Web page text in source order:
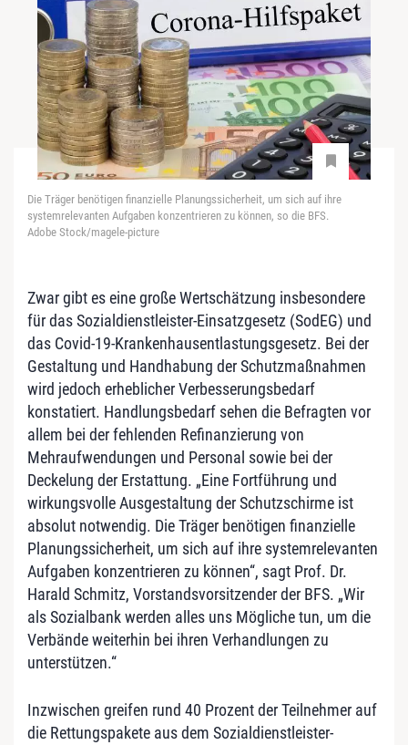
Die Träger benötigen finanzielle Planungssicherheit, um sich auf ihre
systemrelevanten Aufgaben konzentrieren zu können, so die BFS.
Adobe Stock/magele-picture
Zwar gibt es eine große Wertschätzung insbesondere
für das Sozialdienstleister-Einsatzgesetz (SodEG) und
das Covid-19-Krankenhausentlastungsgesetz. Bei der
Gestaltung und Handhabung der Schutzmaßnahmen
wird jedoch erheblicher Verbesserungsbedarf
konstatiert. Handlungsbedarf sehen die Befragten vor
allem bei der fehlenden Refinanzierung von
Mehraufwendungen und Personal sowie bei der
Deckelung der Erstattung. „Eine Fortführung und
wirkungsvolle Ausgestaltung der Schutzschirme ist
absolut notwendig. Die Träger benötigen finanzielle
Planungssicherheit, um sich auf ihre systemrelevanten
Aufgaben konzentrieren zu können“, sagt Prof. Dr.
Harald Schmitz, Vorstandsvorsitzender der BFS. „Wir
als Sozialbank werden alles uns Mögliche tun, um die
Verbände weiterhin bei ihren Verhandlungen zu
unterstützen.“
Inzwischen greifen rund 40 Prozent der Teilnehmer auf
die Rettungspakete aus dem Sozialdienstleister-